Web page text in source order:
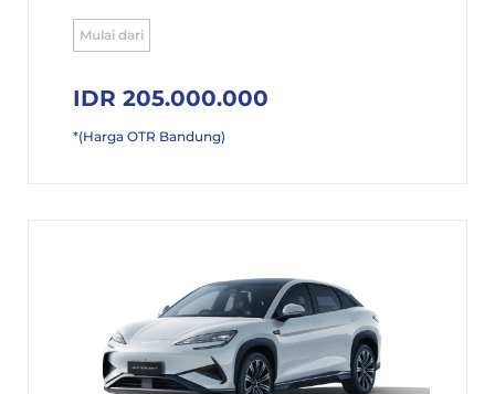
Mulai dari
IDR 205.000.000
*(Harga OTR Bandung)